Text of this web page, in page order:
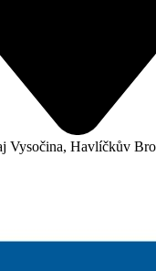
Vysočina, Havlíčkův